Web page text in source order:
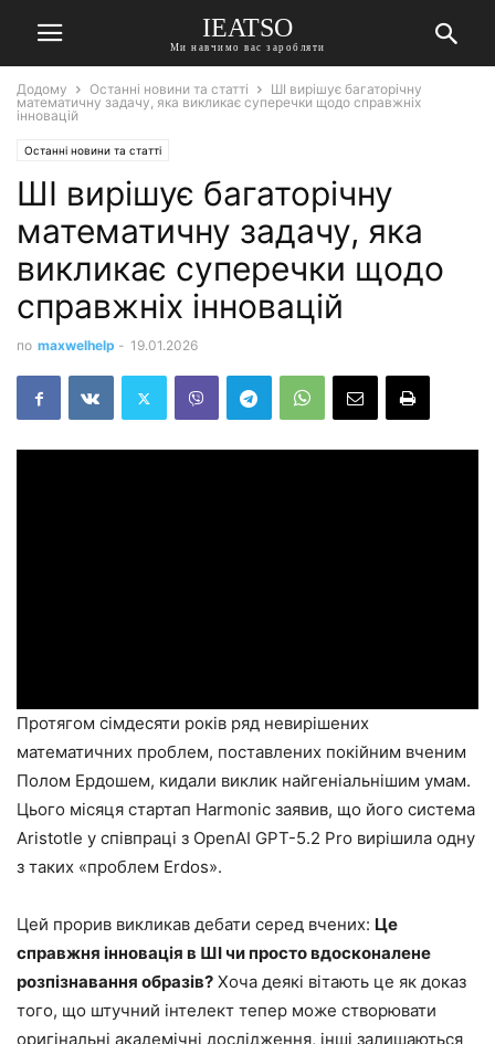
IEATSO
Ми навчимо вас заробляти
Додому Останні новини та статті
ШІ вирішує багаторічну
математичну задачу, яка викликає суперечки щодо справжніх
інновацій
Останні новини та статті
ШІ вирішує багаторічну
математичну задачу, яка
викликає суперечки щодо
справжніх інновацій
по maxwelhelp - 19.01.2026
Протягом сімдесяти років ряд невирішених
математичних проблем, поставлених покійним вченим
Полом Ердошем, кидали виклик найгеніальнішим умам.
Цього місяця стартап Harmonic заявив, що його система
Aristotle у співпраці з OpenAI GPT-5.2 Pro вирішила одну
з таких «проблем Erdos».
Цей прорив викликав дебати серед вчених: Це
справжня інновація в ШІ чи просто вдосконалене
розпізнавання образів? Хоча деякі вітають це як доказ
того, що штучний інтелект тепер може створювати
оригінальні академічні дослідження, інші залишаються